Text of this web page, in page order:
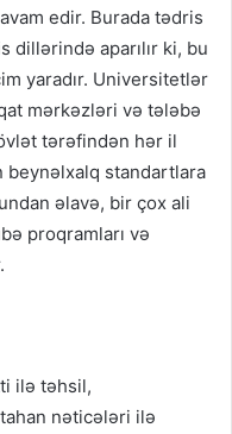
edir. Burada tədris
dillərində aparılır ki, bu
yaradır. Universitetlər
mərkəzləri və tələbə
tərəfindən hər il
beynəlxalq standartlara
əlavə, bir çox ali
proqramları və
ilə təhsil,
nəticələri ilə